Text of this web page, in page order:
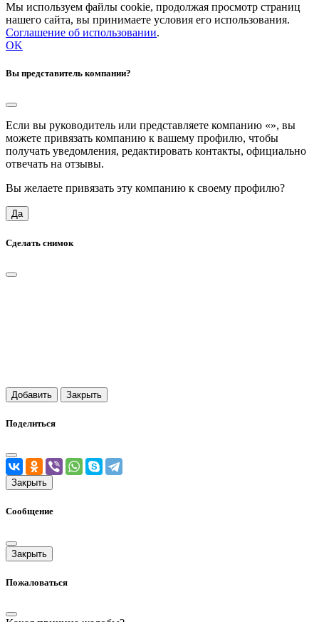
Мы используем файлы cookie, продолжая просмотр страниц
нашего сайта, вы принимаете условия его использования.
Соглашение об использовании.
OK
Вы представитель компании?
Если вы руководитель или представляете компанию «», вы
можете привязать компанию к вашему профилю, чтобы
получать уведомления, редактировать контакты, официально
отвечать на отзывы.
Вы желаете привязать эту компанию к своему профилю?
Да
Сделать снимок
Добавить Закрыть
Поделиться
Закрыть
Сообщение
Закрыть
Пожаловаться